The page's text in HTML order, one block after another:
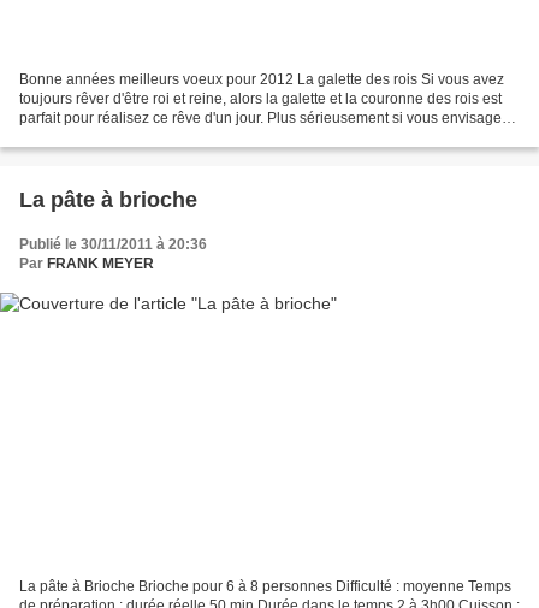
Bonne années meilleurs voeux pour 2012 La galette des rois Si vous avez
toujours rêver d'être roi et reine, alors la galette et la couronne des rois est
parfait pour réalisez ce rêve d'un jour. Plus sérieusement si vous envisagez
La pâte à brioche
Publié le 30/11/2011 à 20:36
Par FRANK MEYER
La pâte à Brioche Brioche pour 6 à 8 personnes Difficulté : moyenne Temps